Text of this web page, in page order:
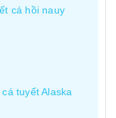
cá hồi nauy
tuyết Alaska